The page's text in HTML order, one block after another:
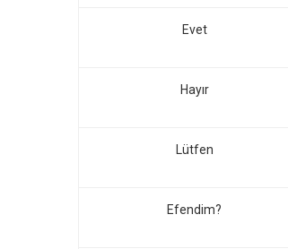
Evet
Hayır
Lütfen
Efendim?